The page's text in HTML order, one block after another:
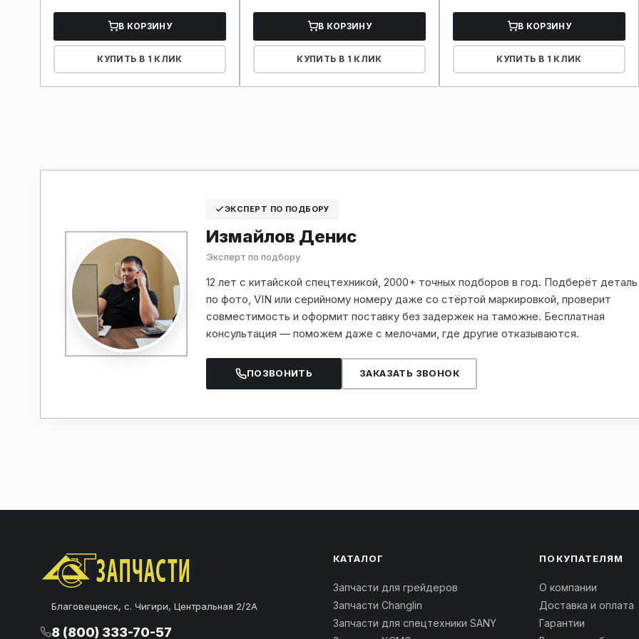
В КОРЗИНУ
КУПИТЬ В 1 КЛИК
В КОРЗИНУ
КУПИТЬ В 1 КЛИК
В КОРЗИНУ
КУПИТЬ В 1 КЛИК
ЭКСПЕРТ ПО ПОДБОРУ
Измайлов Денис
Эксперт по подбору
12 лет с китайской спецтехникой, 2000+ точных подборов в год. Подберёт деталь
по фото, VIN или серийному номеру даже со стёртой маркировкой, проверит
совместимость и оформит поставку без задержек на таможне. Бесплатная
консультация — поможем даже с мелочами, где другие отказываются.
ПОЗВОНИТЬ ЗАКАЗАТЬ ЗВОНОК
Благовещенск, с. Чигири, Центральная 2/2А
8 (800) 333-70-57
КАТАЛОГ
Запчасти для грейдеров
Запчасти Changlin
Запчасти для спецтехники SANY
ПОКУПАТЕЛЯМ
О компании
Доставка и оплата
Гарантии